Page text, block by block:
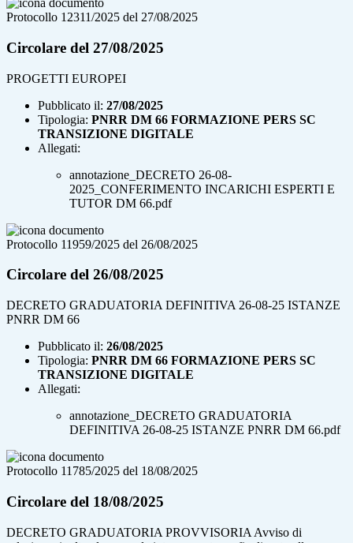
Protocollo 12311/2025 del 27/08/2025
Circolare del 27/08/2025
PROGETTI EUROPEI
Pubblicato il: 27/08/2025
Tipologia: PNRR DM 66 FORMAZIONE PERS SC
TRANSIZIONE DIGITALE
Allegati:
annotazione_DECRETO 26-08-
2025_CONFERIMENTO INCARICHI ESPERTI E
TUTOR DM 66.pdf
Protocollo 11959/2025 del 26/08/2025
Circolare del 26/08/2025
DECRETO GRADUATORIA DEFINITIVA 26-08-25 ISTANZE
PNRR DM 66
Pubblicato il: 26/08/2025
Tipologia: PNRR DM 66 FORMAZIONE PERS SC
TRANSIZIONE DIGITALE
Allegati:
annotazione_DECRETO GRADUATORIA
DEFINITIVA 26-08-25 ISTANZE PNRR DM 66.pdf
Protocollo 11785/2025 del 18/08/2025
Circolare del 18/08/2025
DECRETO GRADUATORIA PROVVISORIA Avviso di